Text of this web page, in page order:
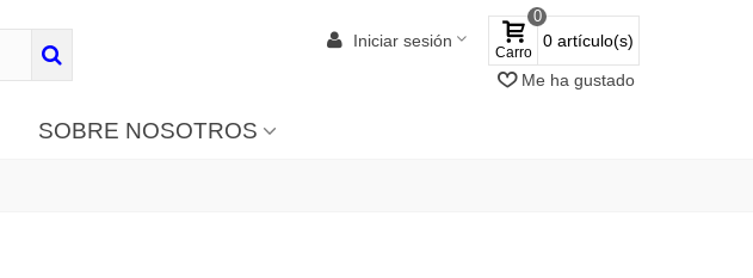
Iniciar sesión
Carro
0
0 artículo(s)
Me ha gustado
SOBRE NOSOTROS